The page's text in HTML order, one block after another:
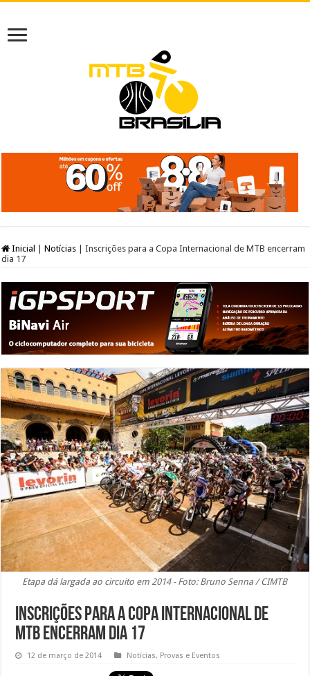
Inicial Notícias
Inscrições para a Copa Internacional de MTB encerram
dia 17
Etapa dá largada ao circuito em 2014 - Foto: Bruno Senna / CIMTB
Inscrições para a Copa Internacional de
MTB encerram dia 17
12 de março de 2014 Notícias, Provas e Eventos